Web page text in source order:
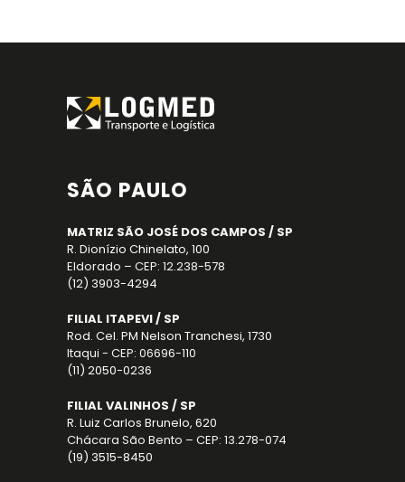
SÃO PAULO
MATRIZ SÃO JOSÉ DOS CAMPOS / SP
R. Dionízio Chinelato, 100
Eldorado – CEP: 12.238-578
(12) 3903-4294
FILIAL ITAPEVI / SP
Rod. Cel. PM Nelson Tranchesi, 1730
Itaqui - CEP: 06696-110
(11) 2050-0236
FILIAL VALINHOS / SP
R. Luiz Carlos Brunelo, 620
Chácara São Bento – CEP: 13.278-074
(19) 3515-8450